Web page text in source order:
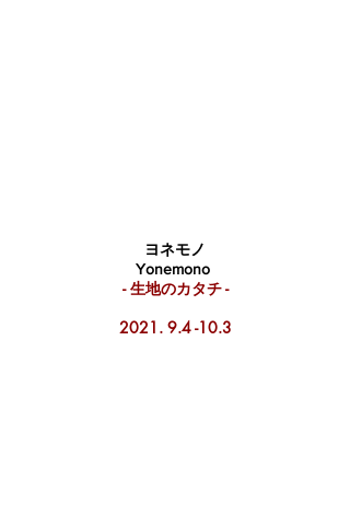
ヨネモノ
Yonemono
- 生地のカタチ -
2021. 9.4 -10.3